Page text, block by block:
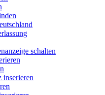
schalten
inserieren